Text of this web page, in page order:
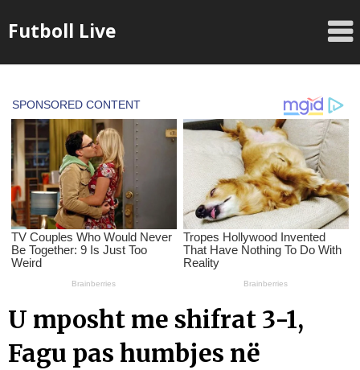
toFutboll Live
U mposht me shifrat 3-1,
Fagu pas humbjes në